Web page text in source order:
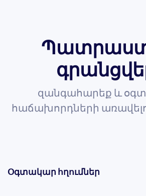
Պատրաստ
զանգահարեք և
հաճախորդների
Օգտակար հղումներ